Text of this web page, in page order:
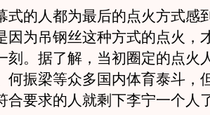
的人都为最后的点火方式感
因为吊钢丝这种方式的点火，
刻。据了解，当初圈定的点火
何振梁等众多国内体育泰斗，
合要求的人就剩下李宁一个人